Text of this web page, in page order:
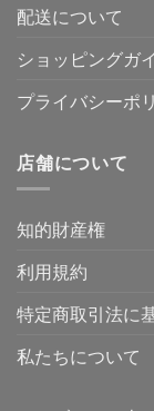
配送について
ショッピングガ
プライバシーポ
店舗について
知的財産権
利用規約
特定商取引法に
私たちについて